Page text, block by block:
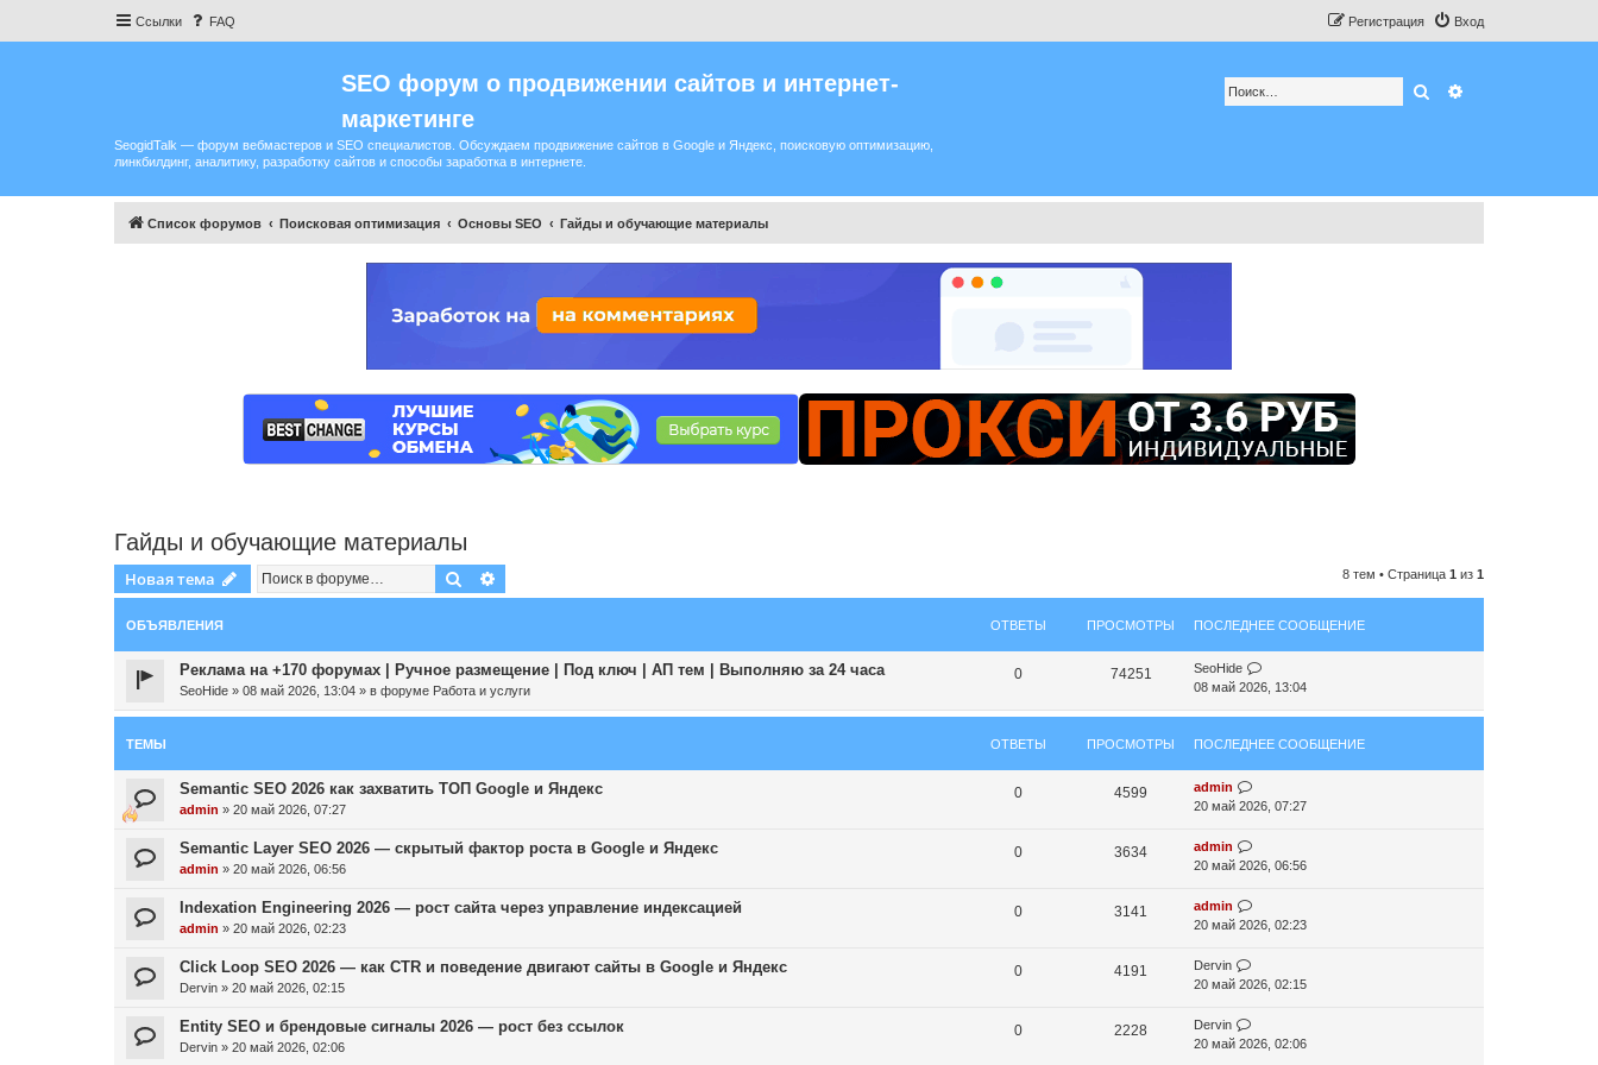
Ссылки FAQ Вход
Регистрация
SEO форум о продвижении сайтов и интернет-
маркетинге
SeogidTalk — форум вебмастеров и SEO специалистов. Обсуждаем продвижение сайтов в Google и Яндекс, поисковую оптимизацию,
линкбилдинг, аналитику, разработку сайтов и способы заработка в интернете.
Поиск
Список форумов Поисковая оптимизация Основы SEO Гайды и обучающие материалы
Гайды и обучающие материалы
Новая тема Поиск 8 тем • Страница 1 из 1
ОБЪЯВЛЕНИЯ ОТВЕТЫ ПРОСМОТРЫ ПОСЛЕДНЕЕ СООБЩЕНИЕ
Реклама на +170 форумах | Ручное размещение | Под ключ | АП тем | Выполняю за 24 часа
SeoHide » 08 май 2026, 13:04 » в форуме Работа и услуги
0 74251
SeoHide
08 май 2026, 13:04
ТЕМЫ ОТВЕТЫ ПРОСМОТРЫ ПОСЛЕДНЕЕ СООБЩЕНИЕ
Semantic SEO 2026 как захватить ТОП Google и Яндекс
admin » 20 май 2026, 07:27
0 4599
admin
20 май 2026, 07:27
Semantic Layer SEO 2026 — скрытый фактор роста в Google и Яндекс
admin » 20 май 2026, 06:56
0 3634
admin
20 май 2026, 06:56
Indexation Engineering 2026 — рост сайта через управление индексацией
admin » 20 май 2026, 02:23
0 3141
admin
20 май 2026, 02:23
Click Loop SEO 2026 — как CTR и поведение двигают сайты в Google и Яндекс
Dervin » 20 май 2026, 02:15
0 4191
Dervin
20 май 2026, 02:15
Entity SEO и брендовые сигналы 2026 — рост без ссылок
Dervin » 20 май 2026, 02:06
0 2228
Dervin
20 май 2026, 02:06